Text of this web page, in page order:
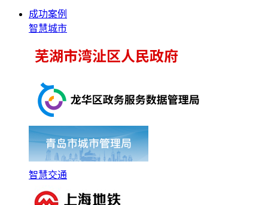
成功案例
智慧城市
智慧交通